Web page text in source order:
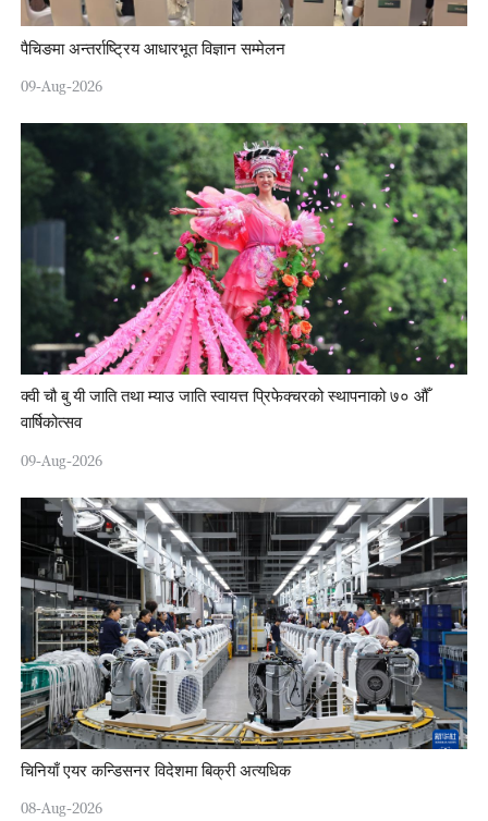
पैचिङमा अन्तर्राष्ट्रिय आधारभूत विज्ञान सम्मेलन
09-Aug-2026
क्वी चौ बु यी जाति तथा म्याउ जाति स्वायत्त प्रिफेक्चरको स्थापनाको ७० औँ
वार्षिकोत्सव
09-Aug-2026
चिनियाँ एयर कन्डिसनर विदेशमा बिक्री अत्यधिक
08-Aug-2026